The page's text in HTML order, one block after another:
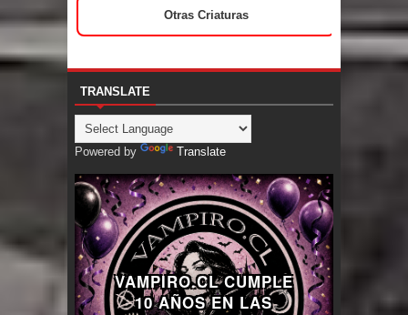
Otras Criaturas
TRANSLATE
Powered by Translate
VAMPIRO.CL CUMPLE
10 AÑOS EN LAS